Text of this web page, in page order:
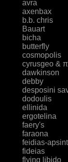
avra
axenbax
b.b. chris
Bauart
bicha
butterfly
cosmopolis
cyrusgeo & π
dawkinson
debby
desposini
dodoulis
ellinida
ergotelina
faery's
faraona
feidias-
fideias
flying libido